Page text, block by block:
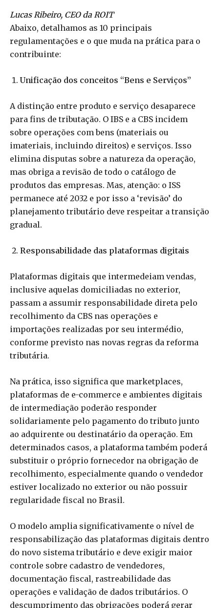
Lucas Ribeiro, CEO da ROIT
Abaixo, detalhamos as 10 principais
regulamentações e o que muda na prática para o
contribuinte:
Unificação dos conceitos “Bens e Serviços”
A distinção entre produto e serviço desaparece
para fins de tributação. O IBS e a CBS incidem
sobre operações com bens (materiais ou
imateriais, incluindo direitos) e serviços. Isso
elimina disputas sobre a natureza da operação,
mas obriga a revisão de todo o catálogo de
produtos das empresas. Mas, atenção: o ISS
permanece até 2032 e por isso a ‘revisão’ do
planejamento tributário deve respeitar a transição
gradual.
Responsabilidade das plataformas digitais
Plataformas digitais que intermedeiam vendas,
inclusive aquelas domiciliadas no exterior,
passam a assumir responsabilidade direta pelo
recolhimento da CBS nas operações e
importações realizadas por seu intermédio,
conforme previsto nas novas regras da reforma
tributária.
Na prática, isso significa que marketplaces,
plataformas de e-commerce e ambientes digitais
de intermediação poderão responder
solidariamente pelo pagamento do tributo junto
ao adquirente ou destinatário da operação. Em
determinados casos, a plataforma também poderá
substituir o próprio fornecedor na obrigação de
recolhimento, especialmente quando o vendedor
estiver localizado no exterior ou não possuir
regularidade fiscal no Brasil.
O modelo amplia significativamente o nível de
responsabilização das plataformas digitais dentro
do novo sistema tributário e deve exigir maior
controle sobre cadastro de vendedores,
documentação fiscal, rastreabilidade das
operações e validação de dados tributários. O
descumprimento das obrigações poderá gerar